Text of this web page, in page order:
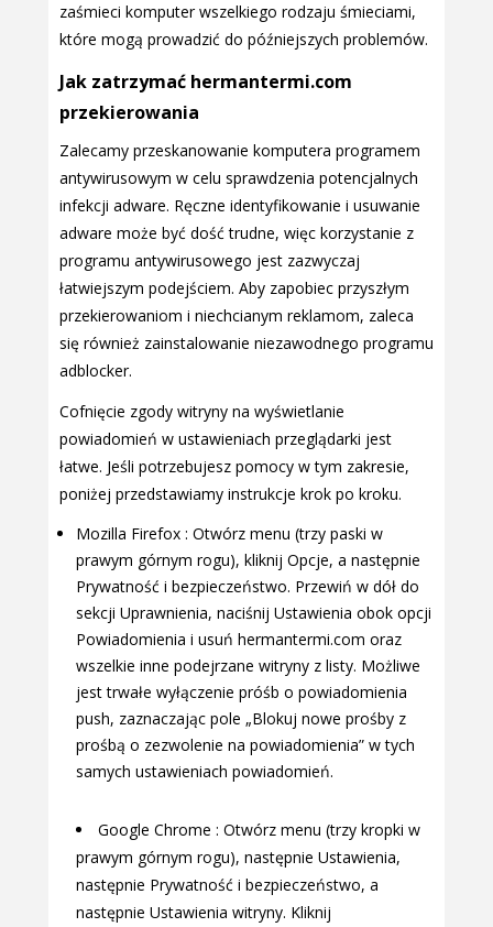
zaśmieci komputer wszelkiego rodzaju śmieciami,
które mogą prowadzić do późniejszych problemów.
Jak zatrzymać hermantermi.com
przekierowania
Zalecamy przeskanowanie komputera programem
antywirusowym w celu sprawdzenia potencjalnych
infekcji adware. Ręczne identyfikowanie i usuwanie
adware może być dość trudne, więc korzystanie z
programu antywirusowego jest zazwyczaj
łatwiejszym podejściem. Aby zapobiec przyszłym
przekierowaniom i niechcianym reklamom, zaleca
się również zainstalowanie niezawodnego programu
adblocker.
Cofnięcie zgody witryny na wyświetlanie
powiadomień w ustawieniach przeglądarki jest
łatwe. Jeśli potrzebujesz pomocy w tym zakresie,
poniżej przedstawiamy instrukcje krok po kroku.
Mozilla Firefox : Otwórz menu (trzy paski w
prawym górnym rogu), kliknij Opcje, a następnie
Prywatność i bezpieczeństwo. Przewiń w dół do
sekcji Uprawnienia, naciśnij Ustawienia obok opcji
Powiadomienia i usuń hermantermi.com oraz
wszelkie inne podejrzane witryny z listy. Możliwe
jest trwałe wyłączenie próśb o powiadomienia
push, zaznaczając pole „Blokuj nowe prośby z
prośbą o zezwolenie na powiadomienia” w tych
samych ustawieniach powiadomień.
Google Chrome : Otwórz menu (trzy kropki w
prawym górnym rogu), następnie Ustawienia,
następnie Prywatność i bezpieczeństwo, a
następnie Ustawienia witryny. Kliknij